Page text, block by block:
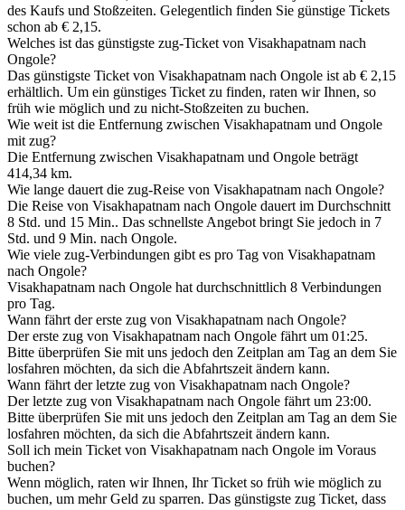
des Kaufs und Stoßzeiten. Gelegentlich finden Sie günstige Tickets
schon ab € 2,15.
Welches ist das günstigste zug-Ticket von Visakhapatnam nach
Ongole?
Das günstigste Ticket von Visakhapatnam nach Ongole ist ab € 2,15
erhältlich. Um ein günstiges Ticket zu finden, raten wir Ihnen, so
früh wie möglich und zu nicht-Stoßzeiten zu buchen.
Wie weit ist die Entfernung zwischen Visakhapatnam und Ongole
mit zug?
Die Entfernung zwischen Visakhapatnam und Ongole beträgt
414,34 km.
Wie lange dauert die zug-Reise von Visakhapatnam nach Ongole?
Die Reise von Visakhapatnam nach Ongole dauert im Durchschnitt
8 Std. und 15 Min.. Das schnellste Angebot bringt Sie jedoch in 7
Std. und 9 Min. nach Ongole.
Wie viele zug-Verbindungen gibt es pro Tag von Visakhapatnam
nach Ongole?
Visakhapatnam nach Ongole hat durchschnittlich 8 Verbindungen
pro Tag.
Wann fährt der erste zug von Visakhapatnam nach Ongole?
Der erste zug von Visakhapatnam nach Ongole fährt um 01:25.
Bitte überprüfen Sie mit uns jedoch den Zeitplan am Tag an dem Sie
losfahren möchten, da sich die Abfahrtszeit ändern kann.
Wann fährt der letzte zug von Visakhapatnam nach Ongole?
Der letzte zug von Visakhapatnam nach Ongole fährt um 23:00.
Bitte überprüfen Sie mit uns jedoch den Zeitplan am Tag an dem Sie
losfahren möchten, da sich die Abfahrtszeit ändern kann.
Soll ich mein Ticket von Visakhapatnam nach Ongole im Voraus
buchen?
Wenn möglich, raten wir Ihnen, Ihr Ticket so früh wie möglich zu
buchen, um mehr Geld zu sparren. Das günstigste zug Ticket, dass